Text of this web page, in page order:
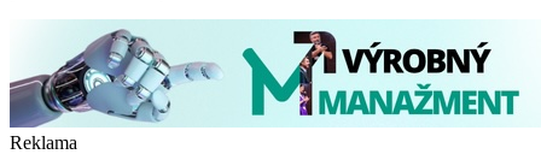
Reklama